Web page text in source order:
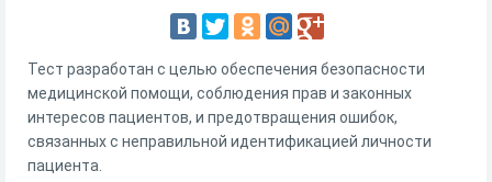
Тест разработан с целью обеспечения безопасности
медицинской помощи, соблюдения прав и законных
интересов пациентов, и предотвращения ошибок,
связанных с неправильной идентификацией личности
пациента.